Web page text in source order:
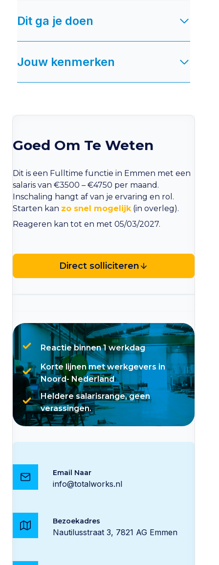
Dit ga je doen
Jouw kenmerken
Goed Om Te Weten
Dit is een Fulltime functie in Emmen met een
salaris van €3500 – €4750 per maand.
Inschaling hangt af van je ervaring en rol.
Starten kan zo snel mogelijk(in overleg).
Reageren kan tot en met 05/03/2027.
Direct solliciteren
Reactie binnen 1 werkdag
Korte lijnen met werkgevers in
Noord- Nederland
Heldere salarisrange, geen
verassingen.
Email Naar
info@totalworks.nl
Bezoekadres
Nautilusstraat 3, 7821 AG Emmen